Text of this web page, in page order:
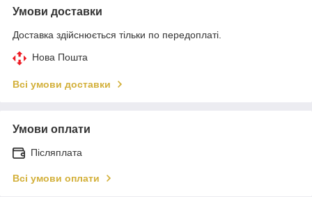
Умови доставки
Доставка здійснюється тільки по передоплаті.
Нова Пошта
Всі умови доставки
Умови оплати
Післяплата
Всі умови оплати